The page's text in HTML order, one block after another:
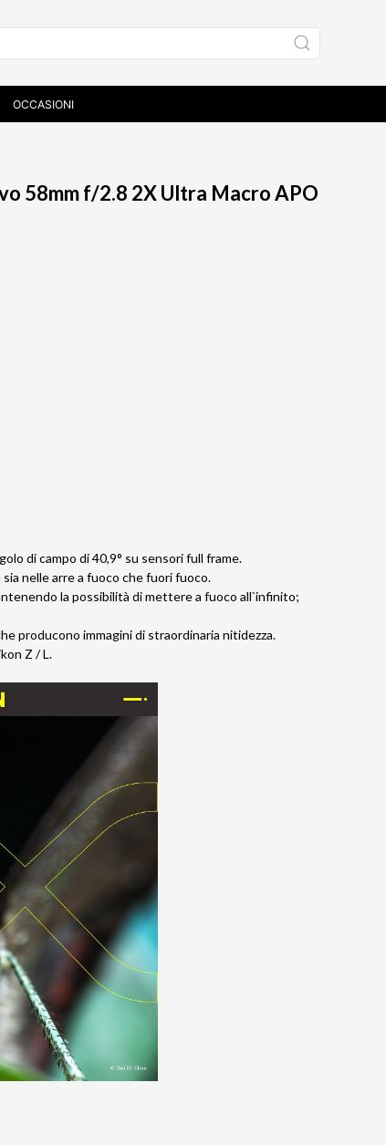
OCCASIONI
Ultra Macro APO
di campo di 40,9° su sensori full frame.
nelle arre a fuoco che fuori fuoco.
la possibilità di mettere a fuoco all`infinito;
producono immagini di straordinaria nitidezza.
Z / L.